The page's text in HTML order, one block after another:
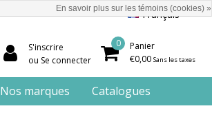
Français
S'inscrire
ou Se connecter
0
Panier
€0,00 Sans les taxes
Nos marques Catalogues
En savoir plus sur les témoins (cookies) »